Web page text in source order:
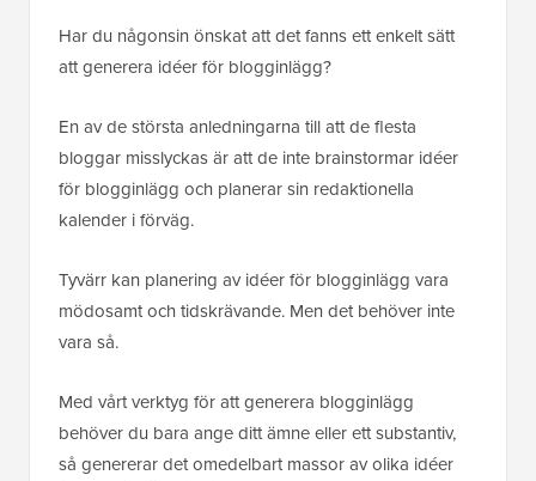
Ange URL:en till din WordPress-
webbplats för att installera AIOSEO.
N
a
*
E
s
t
*
Skaffa Allt-i-ett SEO för
WordPress (gratis)
Har du någonsin önskat att det fanns ett enkelt sätt
att generera idéer för blogginlägg?
En av de största anledningarna till att de flesta
bloggar misslyckas är att de inte brainstormar idéer
för blogginlägg och planerar sin redaktionella
kalender i förväg.
Tyvärr kan planering av idéer för blogginlägg vara
mödosamt och tidskrävande. Men det behöver inte
vara så.
Med vårt verktyg för att generera blogginlägg
behöver du bara ange ditt ämne eller ett substantiv,
så genererar det omedelbart massor av olika idéer